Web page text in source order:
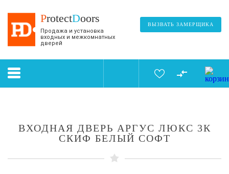
ProtectDoors
Продажа и установка
входных и межкомнатных
дверей
ВЫЗВАТЬ ЗАМЕРЩИКА
ВХОДНАЯ ДВЕРЬ АРГУС ЛЮКС 3К
СКИФ БЕЛЫЙ СОФТ